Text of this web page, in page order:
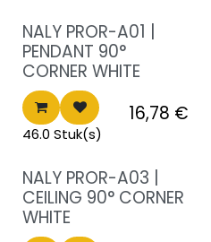
Nieuwe prijs
NALY PROR-A01 |
PENDANT 90°
CORNER WHITE
16,78 €
46.0 Stuk(s)
Nieuwe prijs
NALY PROR-A03 |
CEILING 90° CORNER
WHITE